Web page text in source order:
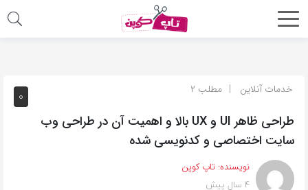
اشتراک
از
روش‌های
زیر
می‌توانید
۰ خدمات آنلاین مطلب ۲
طراحی ظاهر UI و UX بالا و اهمیت آن در طراحی وب
سایت اختصاصی و کدنویسی شده
نویسنده: تاپ کوپن
۴ سال پیش